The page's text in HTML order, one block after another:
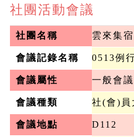
社團活動會議
社團名稱 雲來集
會議記錄名稱 0513例
會議屬性 一般會議
會議種類 社(會)員
會議地點 D112